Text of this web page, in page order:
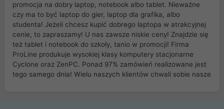
promocja na dobry laptop, notebook albo tablet. Nieważne
czy ma to być laptop do gier, laptop dla grafika, albo
studenta! Jeżeli chcesz kupić dobrego laptopa w atrakcyjnej
cenie, to zapraszamy! U nas zawsze niskie ceny! Znajdzie się
też tablet i notebook do szkoły, tanio w promocji! Firma
ProLine produkuje wysokiej klasy komputery stacjonarne
Cyclone oraz ZenPC. Ponad 97% zamówień realizowane jest
tego samego dnia! Wielu naszych klientów chwali sobie nasze